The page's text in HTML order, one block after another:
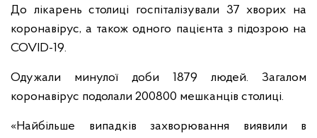
До лікарень столиці госпіталізували 37 хворих на
коронавірус, а також одного пацієнта з підозрою на
COVID-19.
Одужали минулої доби 1879 людей. Загалом
коронавірус подолали 200800 мешканців столиці.
«Найбільше випадків захворювання виявили в